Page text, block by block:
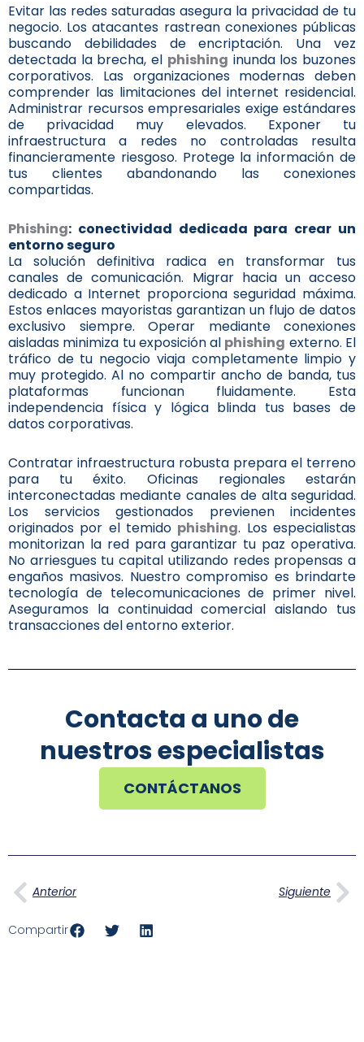
Evitar las redes saturadas asegura la privacidad de tu
negocio. Los atacantes rastrean conexiones públicas
buscando debilidades de encriptación. Una vez
detectada la brecha, el phishing inunda los buzones
corporativos. Las organizaciones modernas deben
comprender las limitaciones del internet residencial.
Administrar recursos empresariales exige estándares
de privacidad muy elevados. Exponer tu
infraestructura a redes no controladas resulta
financieramente riesgoso. Protege la información de
tus clientes abandonando las conexiones
compartidas.
Phishing: conectividad dedicada para crear un
entorno seguro
La solución definitiva radica en transformar tus
canales de comunicación. Migrar hacia un acceso
dedicado a Internet proporciona seguridad máxima.
Estos enlaces mayoristas garantizan un flujo de datos
exclusivo siempre. Operar mediante conexiones
aisladas minimiza tu exposición al phishing externo. El
tráfico de tu negocio viaja completamente limpio y
muy protegido. Al no compartir ancho de banda, tus
plataformas funcionan fluidamente. Esta
independencia física y lógica blinda tus bases de
datos corporativas.
Contratar infraestructura robusta prepara el terreno
para tu éxito. Oficinas regionales estarán
interconectadas mediante canales de alta seguridad.
Los servicios gestionados previenen incidentes
originados por el temido phishing. Los especialistas
monitorizan la red para garantizar tu paz operativa.
No arriesgues tu capital utilizando redes propensas a
engaños masivos. Nuestro compromiso es brindarte
tecnología de telecomunicaciones de primer nivel.
Aseguramos la continuidad comercial aislando tus
transacciones del entorno exterior.
Contacta a uno de
nuestros especialistas
CONTÁCTANOS
Ant
Anterior Siguiente
Compartir